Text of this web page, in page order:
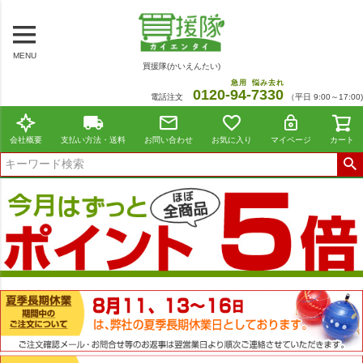
MENU
買援隊(かいえんたい)
電話注文 0120-94
急用
-7330
悩み去れ
（平日 9:00～17:00)
会社概要 支払い方法・送料 お問い合わせ お気に入り マイページ カート